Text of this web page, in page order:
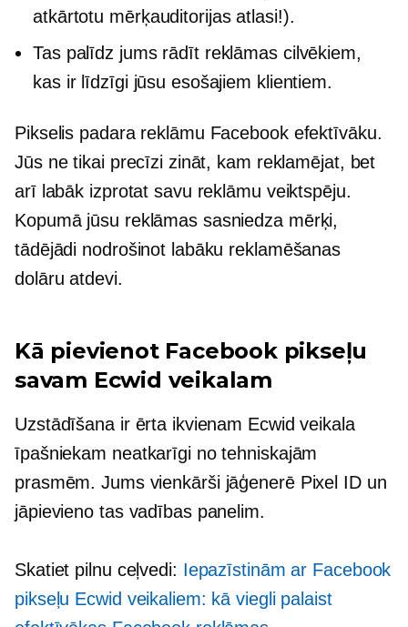
atkārtotu mērķauditorijas atlasi!).
Tas palīdz jums rādīt reklāmas cilvēkiem,
kas ir līdzīgi jūsu esošajiem klientiem.
Pikselis padara reklāmu Facebook efektīvāku.
Jūs ne tikai precīzi zināt, kam reklamējat, bet
arī labāk izprotat savu reklāmu veiktspēju.
Kopumā jūsu reklāmas sasniedza mērķi,
tādējādi nodrošinot labāku reklamēšanas
dolāru atdevi.
Kā pievienot Facebook pikseļu
savam Ecwid veikalam
Uzstādīšana ir ērta ikvienam Ecwid veikala
īpašniekam neatkarīgi no tehniskajām
prasmēm. Jums vienkārši jāģenerē Pixel ID un
jāpievieno tas vadības panelim.
Skatiet pilnu ceļvedi: Iepazīstinām ar Facebook
pikseļu Ecwid veikaliem: kā viegli palaist